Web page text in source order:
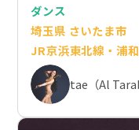
ダンス
埼玉県 さいたま市
JR京浜東北線・浦
tae（Al